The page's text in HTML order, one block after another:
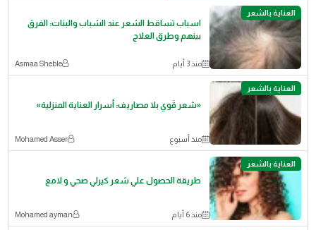
العناية بالشعر
اسباب تساقط الشعر عند الشباب والبنات: الفرق
بينهم وطرق العلاج
منذ 3 أيام Asmaa Sheble
العناية بالشعر
«شعر قَوي بلا مصاريف: أسرار العناية المنزلية»
منذ أسبوع Mohamed Asser
العناية بالشعر
طريقة الحصول علي شعر كيرلي صحي و لامع
منذ 6 أيام Mohamed ayman